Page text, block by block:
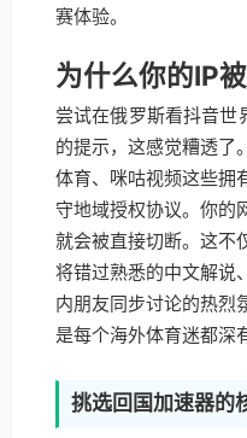
赛体验。
为什么你的IP
尝试在俄罗斯看抖音世
的提示，这感觉糟透了
体育、咪咕视频这些拥
守地域授权协议。你的
就会被直接切断。这不
将错过熟悉的中文解说
内朋友同步讨论的热烈
是每个海外体育迷都深
挑选回国加速器的